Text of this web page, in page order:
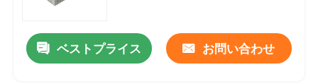
鉛の酸の海洋電池
ベストプライス お問い合わせ